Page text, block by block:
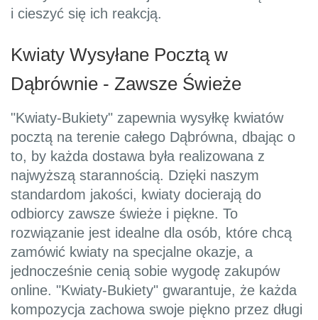
i cieszyć się ich reakcją.
Kwiaty Wysyłane Pocztą w
Dąbrównie - Zawsze Świeże
"Kwiaty-Bukiety" zapewnia wysyłkę kwiatów
pocztą na terenie całego Dąbrówna, dbając o
to, by każda dostawa była realizowana z
najwyższą starannością. Dzięki naszym
standardom jakości, kwiaty docierają do
odbiorcy zawsze świeże i piękne. To
rozwiązanie jest idealne dla osób, które chcą
zamówić kwiaty na specjalne okazje, a
jednocześnie cenią sobie wygodę zakupów
online. "Kwiaty-Bukiety" gwarantuje, że każda
kompozycja zachowa swoje piękno przez długi